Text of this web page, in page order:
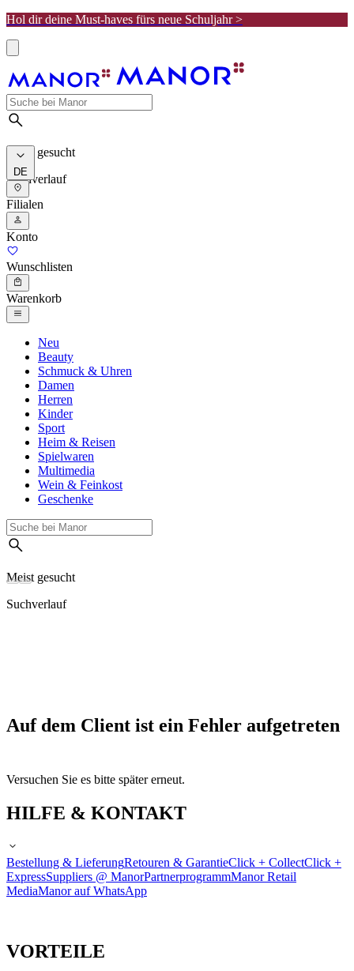
Hol dir deine Must-haves fürs neue Schuljahr >
Meist gesucht
Suchverlauf
DE
Filialen
Konto
Wunschlisten
Warenkorb
Neu
Beauty
Schmuck & Uhren
Damen
Herren
Kinder
Sport
Heim & Reisen
Spielwaren
Multimedia
Wein & Feinkost
Geschenke
Meist gesucht
Suchverlauf
Auf dem Client ist ein Fehler aufgetreten
Versuchen Sie es bitte später erneut.
HILFE & KONTAKT
Bestellung & LieferungRetouren & GarantieClick + CollectClick +
ExpressSuppliers @ ManorPartnerprogrammManor Retail
MediaManor auf WhatsApp
VORTEILE